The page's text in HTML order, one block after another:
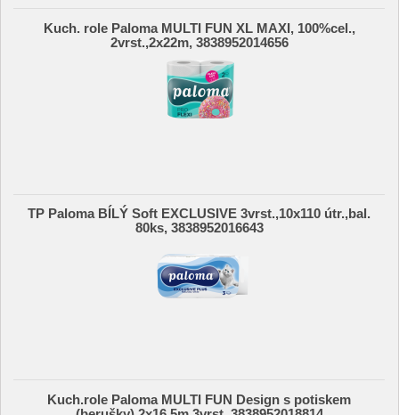
Kuch. role Paloma MULTI FUN XL MAXI, 100%cel.,
2vrst.,2x22m, 3838952014656
TP Paloma BÍLÝ Soft EXCLUSIVE 3vrst.,10x110 útr.,bal.
80ks, 3838952016643
Kuch.role Paloma MULTI FUN Design s potiskem